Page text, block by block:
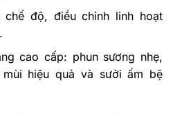
chế độ, điều chỉnh linh hoạt
cao cấp: phun sương nhẹ,
hiệu quả và sưởi ấm bệ